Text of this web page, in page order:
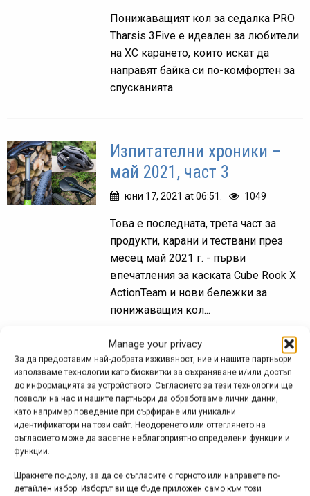
Manage your privacy
За да предоставим най-добрата изживяност, ние и нашите партньори
използваме технологии като бисквитки за съхраняване и/или достъп
до информацията за устройството. Съгласието за тези технологии ще
позволи на нас и нашите партньори да обработваме лични данни,
като например поведение при сърфиране или уникални
идентификатори на този сайт. Неодоренето или оттеглянето на
съгласието може да засегне неблагоприятно определени функции и
функции.
Щракнете по-долу, за да се съгласите с горното или направете по-
детайлен избор. Изборът ви ще бъде приложен само към този
Понижаващият кол за седалка PRO
Tharsis 3Five е идеален за любители
на ХС карането, които искат да
направят байка си по-комфортен за
спусканията.
Изпитателни хроники –
май 2021, част 3
юни 17, 2021 at 06:51. 1049
Това е последната, трета част за
продукти, карани и тествани през
месец май 2021 г. - първи
впечатления за каската Cube Rook X
ActionTeam и нови бележки за
понижаващия кол...
Изпитателни хроники –
март 2021
апр. 06, 2021 at 23:21.
Първи впечатления от седалката
разопаковане на понижаващия кол